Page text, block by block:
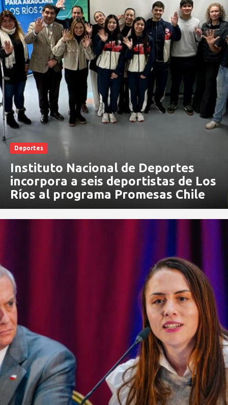
Deportes
Instituto Nacional de Deportes
incorpora a seis deportistas de Los
Ríos al programa Promesas Chile